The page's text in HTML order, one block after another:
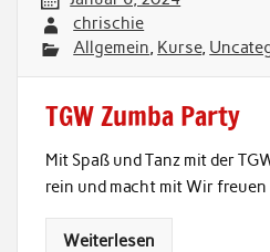
chrischie
Allgemein Kurse,
TGW Zumba Party
Mit Spaß und Tanz mit der
rein und macht mit Wir
Weiterlesen